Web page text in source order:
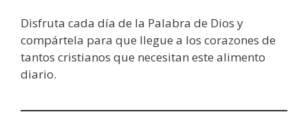
Disfruta cada día de la Palabra de Dios y
compártela para que llegue a los corazones de
tantos cristianos que necesitan este alimento
diario.